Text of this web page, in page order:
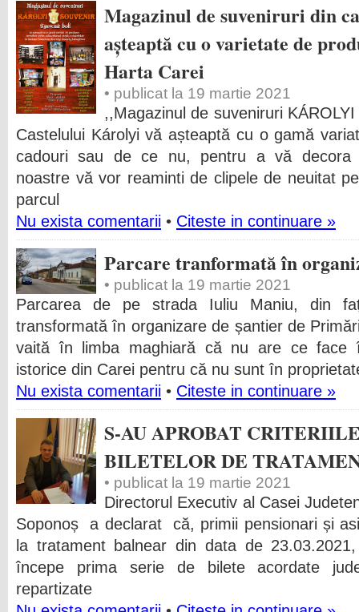
Magazinul de suveniruri din
așteaptă cu o varietate de
Harta Carei
• publicat la 19 martie 2021
,,Magazinul de suveniruri
Castelului Károlyi vă așteaptă cu o gamă
cadouri sau de ce nu, pentru a vă decora
noastre vă vor reaminti de clipele de neuitat
parcul
Nu exista comentarii • Citeste in continuare »
Parcare tranformată în
• publicat la 19 martie 2021
Parcarea de pe strada Iuliu Maniu, din
transformată în organizare de șantier de
vaită în limba maghiară că nu are ce face
istorice din Carei pentru că nu sunt în
Nu exista comentarii • Citeste in continuare »
S-AU APROBAT
BILETELOR DE
• publicat la 19 martie 2021
Directorul Executiv al Casei
Soponoș a declarat că, primii pensionari și
la tratament balnear din data de
începe prima serie de bilete acordate
repartizate